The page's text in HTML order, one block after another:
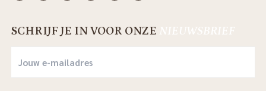
SCHRIJF JE IN VOOR ONZE NIEUWSBRIEF